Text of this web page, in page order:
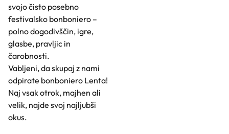
svojo čisto posebno
festivalsko bonboniero –
polno dogodivščin, igre,
glasbe, pravljic in
čarobnosti.
Vabljeni, da skupaj z nami
odpirate bonboniero Lenta!
Naj vsak otrok, majhen ali
velik, najde svoj najljubši
okus.